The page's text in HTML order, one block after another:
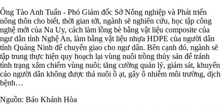
Ông Tào Anh Tuấn - Phó Giám đốc Sở Nông nghiệp và Phát triển
nông thôn cho biết, thời gian tới, ngành sẽ nghiên cứu, học tập công
nghệ mới của Na Uy, cách làm lồng bè bằng vật liệu composite của
ngư dân tỉnh Nghệ An, làm bằng vật liệu nhựa HDPE của người dân
tỉnh Quảng Ninh để chuyển giao cho ngư dân. Bên cạnh đó, ngành sẽ
tập trung thực hiện quy hoạch lại vùng nuôi trồng thủy sản để tránh
tình trạng xâm chiếm vùng nuôi; tăng cường quản lý, giám sát, khuyến
cáo người dân không được thả nuôi ồ ạt, gây ô nhiễm môi trường, dịch
bệnh…
Nguồn: Báo Khánh Hòa